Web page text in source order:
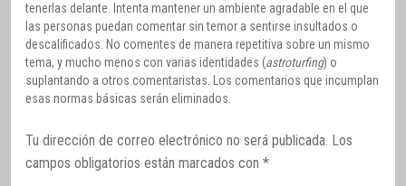
tenerlas delante. Intenta mantener un ambiente agradable en el que
las personas puedan comentar sin temor a sentirse insultados o
descalificados. No comentes de manera repetitiva sobre un mismo
tema, y mucho menos con varias identidades (astroturfing) o
suplantando a otros comentaristas. Los comentarios que incumplan
esas normas básicas serán eliminados.
Tu dirección de correo electrónico no será publicada. Los
campos obligatorios están marcados con *